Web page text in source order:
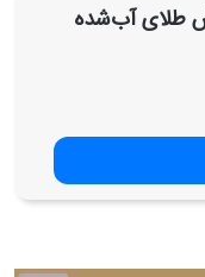
طلای آب‌شده